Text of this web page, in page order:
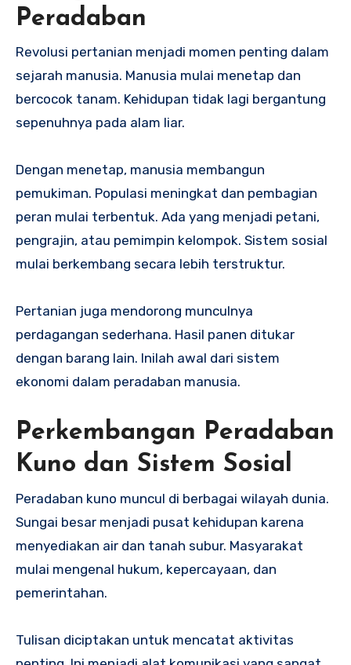
Peradaban
Revolusi pertanian menjadi momen penting dalam
sejarah manusia. Manusia mulai menetap dan
bercocok tanam. Kehidupan tidak lagi bergantung
sepenuhnya pada alam liar.
Dengan menetap, manusia membangun
pemukiman. Populasi meningkat dan pembagian
peran mulai terbentuk. Ada yang menjadi petani,
pengrajin, atau pemimpin kelompok. Sistem sosial
mulai berkembang secara lebih terstruktur.
Pertanian juga mendorong munculnya
perdagangan sederhana. Hasil panen ditukar
dengan barang lain. Inilah awal dari sistem
ekonomi dalam peradaban manusia.
Perkembangan Peradaban
Kuno dan Sistem Sosial
Peradaban kuno muncul di berbagai wilayah dunia.
Sungai besar menjadi pusat kehidupan karena
menyediakan air dan tanah subur. Masyarakat
mulai mengenal hukum, kepercayaan, dan
pemerintahan.
Tulisan diciptakan untuk mencatat aktivitas